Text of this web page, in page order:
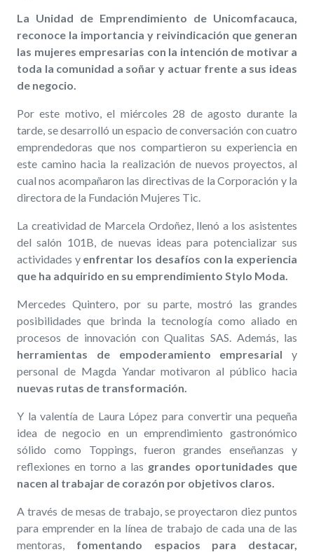
La Unidad de Emprendimiento de Unicomfacauca,
reconoce la importancia y reivindicación que generan
las mujeres empresarias con la intención de motivar a
toda la comunidad a soñar y actuar frente a sus ideas
de negocio.
Por este motivo, el miércoles 28 de agosto durante la
tarde, se desarrolló un espacio de conversación con cuatro
emprendedoras que nos compartieron su experiencia en
este camino hacia la realización de nuevos proyectos, al
cual nos acompañaron las directivas de la Corporación y la
directora de la Fundación Mujeres Tic.
La creatividad de Marcela Ordoñez, llenó a los asistentes
del salón 101B, de nuevas ideas para potencializar sus
actividades y enfrentar los desafíos con la experiencia
que ha adquirido en su emprendimiento Stylo Moda.
Mercedes Quintero, por su parte, mostró las grandes
posibilidades que brinda la tecnología como aliado en
procesos de innovación con Qualitas SAS. Además, las
herramientas de empoderamiento empresarial y
personal de Magda Yandar motivaron al público hacia
nuevas rutas de transformación.
Y la valentía de Laura López para convertir una pequeña
idea de negocio en un emprendimiento gastronómico
sólido como Toppings, fueron grandes enseñanzas y
reflexiones en torno a las grandes oportunidades que
nacen al trabajar de corazón por objetivos claros.
A través de mesas de trabajo, se proyectaron diez puntos
para emprender en la línea de trabajo de cada una de las
mentoras, fomentando espacios para destacar,